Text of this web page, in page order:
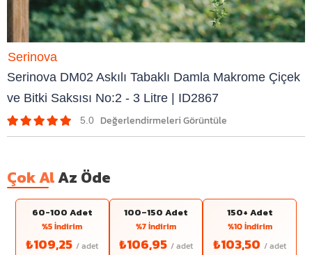
Serinova DM02 Askılı Tabaklı Damla Makrome Çiçek
ve Bitki Saksısı No:2 - 3 Litre | ID2867
5.0
Serinova
Çok AlAz Öde
60-100 Adet
%5 İndirim
₺109,25
100–150 Adet
%7 İndirim
₺106,95
150+ Adet
%10 İndirim
₺103,50